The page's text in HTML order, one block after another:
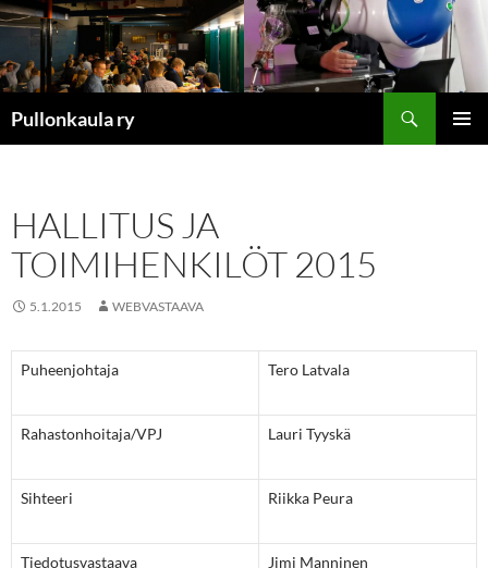
Pullonkaula ry
HALLITUS JA
TOIMIHENKILÖT 2015
5.1.2015 WEBVASTAAVA
Puheenjohtaja Tero Latvala
Rahastonhoitaja/VPJ Lauri Tyyskä
Sihteeri Riikka Peura
Tiedotusvastaava Jimi Manninen